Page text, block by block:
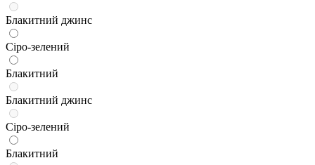
Блакитний джинс
Сіро-зелений
Блакитний
Блакитний джинс
Сіро-зелений
Блакитний